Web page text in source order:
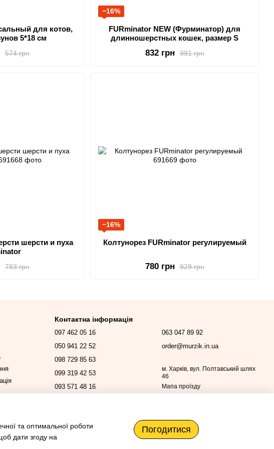
для котов,
5*18 см
574 грн
−16%
FURminator NEW (Фурминатор) для
длинношерстных кошек, размер S
991 грн
832 грн
шерсти и пуха
783 грн
−16%
Колтунорез FURminator регулируемый
929 грн
780 грн
Контактна інформація
097 462 05 16
050 941 22 52
098 729 85 63
099 319 42 53
093 571 48 16
063 047 89 92
order@murzik.in.ua
м. Харків, вул. Полтавський шлях
46
Мапа проїзду
та оптимальної роботи
дати згоду на
Погодитися